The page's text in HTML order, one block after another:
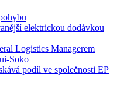
elektrickou dodávkou
Logistics Managerem
Soko
podíl ve společnosti EP